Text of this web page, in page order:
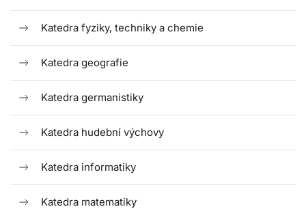
Katedra fyziky, techniky a chemie
Katedra geografie
Katedra germanistiky
Katedra hudební výchovy
Katedra informatiky
Katedra matematiky